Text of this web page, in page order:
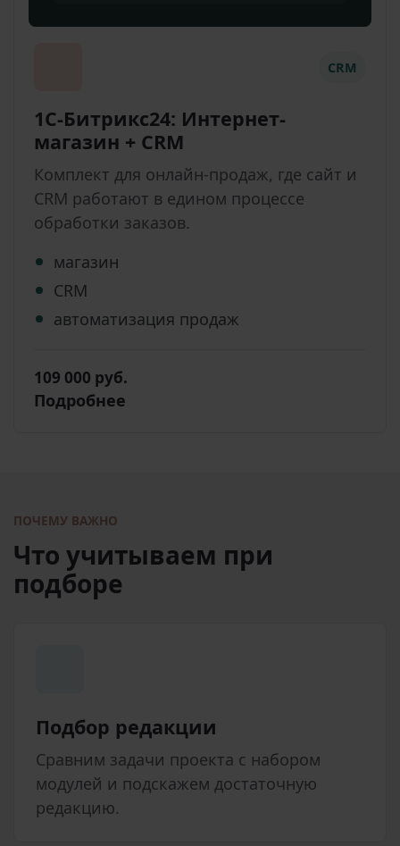
CRM
1С-Битрикс24: Интернет-
магазин + CRM
Комплект для онлайн-продаж, где сайт и
CRM работают в едином процессе
обработки заказов.
магазин
CRM
автоматизация продаж
109 000 руб.
Подробнее
ПОЧЕМУ ВАЖНО
Что учитываем при
подборе
Подбор редакции
Сравним задачи проекта с набором
модулей и подскажем достаточную
редакцию.